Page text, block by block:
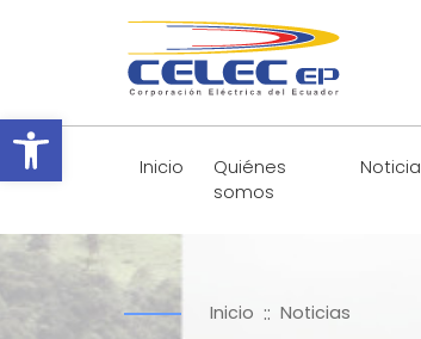
Abrir barra de
Inicio
Quiénes
somos
Inicio :: Noticias